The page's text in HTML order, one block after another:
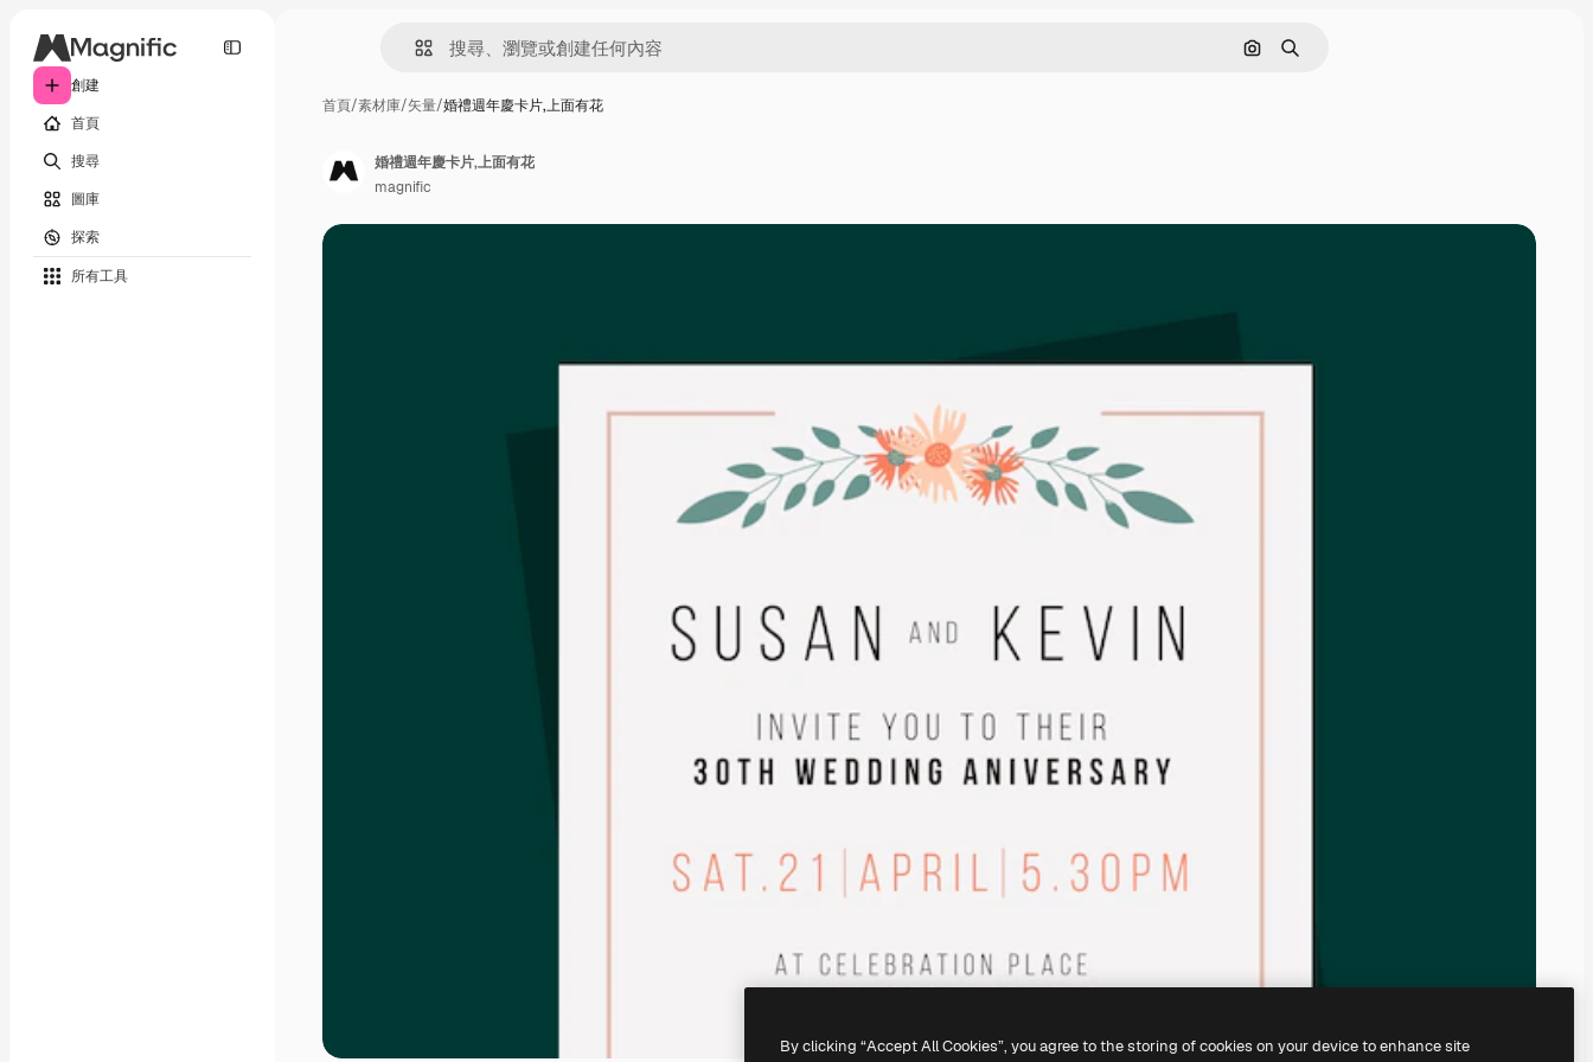
創建
首頁
搜尋
圖庫
探索
所有工具
通過圖像搜索
搜尋
首頁/素材庫/矢量/婚禮週年慶卡片,上面有花
婚禮週年慶卡片,上面有花
magnific
By clicking “Accept All Cookies”, you agree to the storing of cookies on your device to enhance site